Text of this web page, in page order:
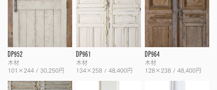
DP952
木材
101×244 / 30,250円
DP961
木材
134×258 / 48,400円
DP964
木材
128×238 / 48,400円